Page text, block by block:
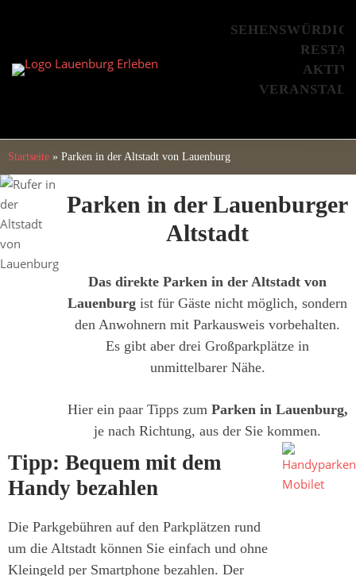
Startseite » Parken in der Altstadt von Lauenburg
Parken in der Lauenburger
Altstadt
Das direkte Parken in der Altstadt von
Lauenburg ist für Gäste nicht möglich, sondern
den Anwohnern mit Parkausweis vorbehalten.
Es gibt aber drei Großparkplätze in
unmittelbarer Nähe.
Hier ein paar Tipps zum Parken in Lauenburg,
je nach Richtung, aus der Sie kommen.
Tipp: Bequem mit dem
Handy bezahlen
Die Parkgebühren auf den Parkplätzen rund
um die Altstadt können Sie einfach und ohne
Kleingeld per Smartphone bezahlen. Der